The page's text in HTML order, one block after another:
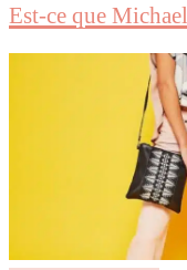
Est-ce que